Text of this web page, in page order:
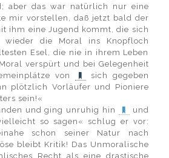
aber das war natürlich nur eine
mir vorstellen, daß jetzt bald der
ihm eine Jugend kommt, die sich
die Moral ins Knopfloch
Esel, die nie in ihrem Leben
verspürt und bei Gelegenheit
von
sich gegeben
plötzlich Vorläufer und Pioniere
sein!«
und ging unruhig hin
und
so sagen« schlug er vor:
schon seiner Natur nach
bleibt Kritik! Das Unmoralische
Recht als eine drastische